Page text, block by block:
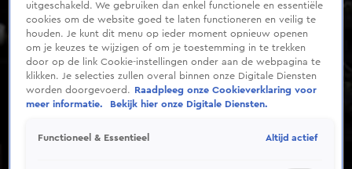
uitgeschakeld. We gebruiken dan enkel functionele en essentiële
cookies om de website goed te laten functioneren en veilig te
houden. Je kunt dit menu op ieder moment opnieuw openen
om je keuzes te wijzigen of om je toestemming in te trekken
door op de link Cookie-instellingen onder aan de webpagina te
klikken. Je selecties zullen overal binnen onze Digitale Diensten
worden doorgevoerd.
Raadpleeg onze Cookieverklaring voor
meer informatie.
Bekijk hier onze Digitale Diensten.
Functioneel & Essentieel Altijd actief